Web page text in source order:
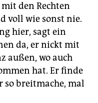
den Rechten
voll wie sonst nie.
hier, sagt ein
da, er nickt mit
außen, wo auch
hat. Er finde
so breitmache, mal